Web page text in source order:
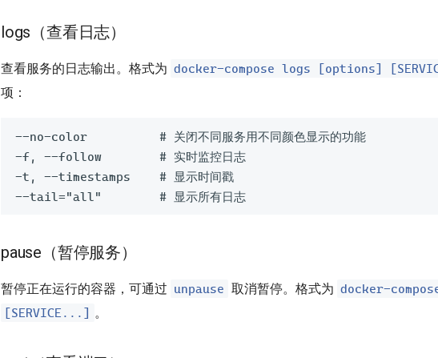
logs（查看日志）
查看服务的日志输出。格式为 docker-compose logs [options]
项：
--no-color          # 关闭不同服务用不同颜色显示的功能
-f, --follow        # 实时监控日志
-t, --timestamps    # 显示时间戳
--tail="all"        # 显示所有日志
pause（暂停服务）
暂停正在运行的容器，可通过 unpause 取消暂停。格式为 docker-
[SERVICE...] 。